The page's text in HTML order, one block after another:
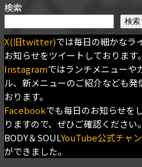
検索
検索
X(旧twitter)では毎日の細かなラ
お知らせをツイートしております。
Instagramではランチメニューや
ル、新メニューのご紹介なども発
おります。
Facebookでも毎日のお知らせを
りますので、ぜひご確認ください。
BODY＆SOULYouTube公式チャ
ができました。